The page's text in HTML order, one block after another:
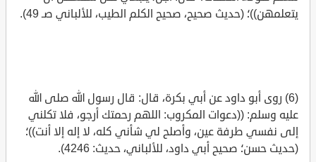
يتعلمهن))؛ (حديث صحيح، صحيح الكلم الطيب، للألباني صـ 49).
(6) روى أبو داود عن أبي بكرة، قال: قال رسول الله صلى الله
عليه وسلم: ((دعوات المكروب: اللهم رحمتك أرجو، فلا تكلني
إلى نفسي طرفة عين، وأصلح لي شأني كله، لا إله إلا أنت))؛
(حديث حسن؛ صحيح أبي داود، للألباني، حديث: 4246).